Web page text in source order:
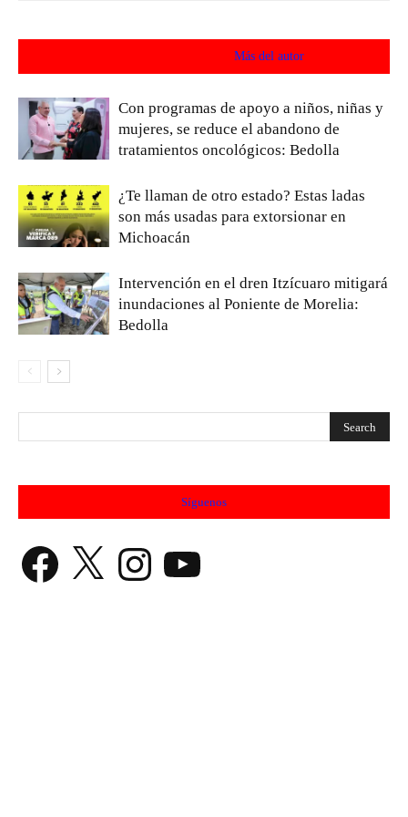
Más del autor
Con programas de apoyo a niños, niñas y
mujeres, se reduce el abandono de
tratamientos oncológicos: Bedolla
¿Te llaman de otro estado? Estas ladas
son más usadas para extorsionar en
Michoacán
Intervención en el dren Itzícuaro mitigará
inundaciones al Poniente de Morelia:
Bedolla
Síguenos
Facebook X Instagram